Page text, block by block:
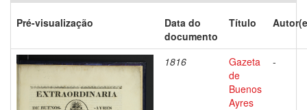
Pré-visualização
Data do
documento
Título
1816
Gazeta
de
Buenos
Ayres
-